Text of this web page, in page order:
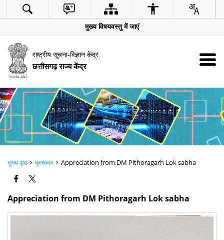
मुख्य विषयवस्तु में जाएं
राष्ट्रीय सूचना-विज्ञान केंद्र
छत्तीसगढ़ राज्य केंद्र
मुख्य पृष्ठ पुरस्कार Appreciation from DM Pithoragarh Lok sabha
Appreciation from DM Pithoragarh Lok sabha